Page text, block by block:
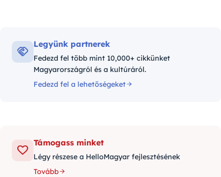
Legyünk partnerek
Fedezd fel több mint 10,000+ cikkünket
Magyarországról és a kultúráról.
Fedezd fel a lehetőségeket
Támogass minket
Légy részese a HelloMagyar fejlesztésének
Tovább